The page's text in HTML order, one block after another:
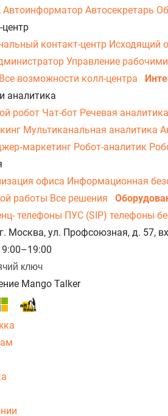
Автоинформатор Автосекретарь
центр
контакт-центр Исходящий
Управление
Все возможности колл-центра
аналитика
робот Чат-бот Речевая аналитика
Мультиканальная аналитика
Робот-аналитик
офиса Информационная
работы Все решения
телефоны ПУС (SIP) телефоны
Москва, ул. Профсоюзная, д. 57,
9:00–19:00
ключ
Mango Talker